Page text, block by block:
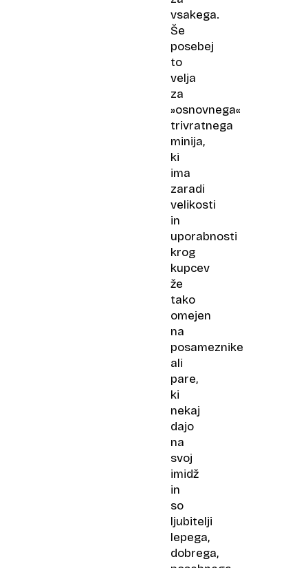
vsakega.
Še
posebej
to
velja
za
»osnovnega«
trivratnega
minija,
ki
ima
zaradi
velikosti
in
uporabnosti
krog
kupcev
že
tako
omejen
na
posameznike
ali
pare,
ki
nekaj
dajo
na
svoj
imidž
in
so
ljubitelji
lepega,
dobrega,